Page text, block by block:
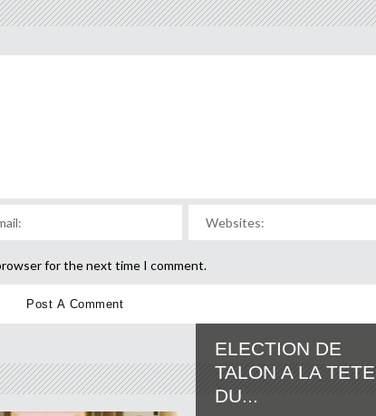
for the next time I comment.
ELECTION DE
TALON A LA TETE
DU...